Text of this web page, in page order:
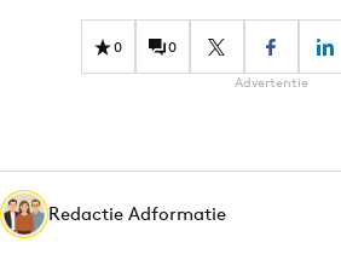
Digital transformation
Interne communicatie
Martech
0 0
Advertentie
Redactie Adformatie